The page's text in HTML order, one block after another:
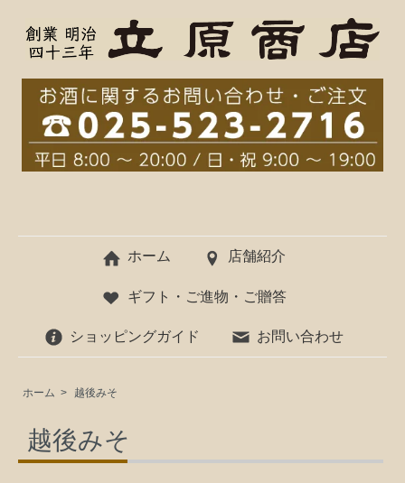
ホーム 店舗紹介
ギフト・ご進物・ご贈答
ショッピングガイド お問い合わせ
ホーム > 越後みそ
越後みそ